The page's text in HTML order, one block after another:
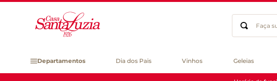
Faça sua
Departamentos Dia dos Pais Vinhos Geleias